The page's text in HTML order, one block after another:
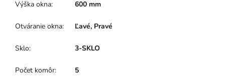
Výška okna: 600 mm
Otváranie okna: Ľavé, Pravé
Sklo: 3-SKLO
Počet komôr: 5